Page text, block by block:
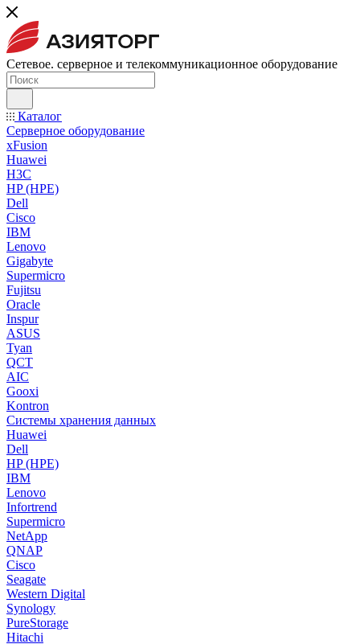
Сетевое. серверное и телекоммуникационное оборудование
Каталог
Серверное оборудование
xFusion
Huawei
H3C
HP (HPE)
Dell
Cisco
IBM
Lenovo
Gigabyte
Supermicro
Fujitsu
Oracle
Inspur
ASUS
Tyan
QCT
AIC
Gooxi
Kontron
Системы хранения данных
Huawei
Dell
HP (HPE)
IBM
Lenovo
Infortrend
Supermicro
NetApp
QNAP
Cisco
Seagate
Western Digital
Synology
PureStorage
Hitachi